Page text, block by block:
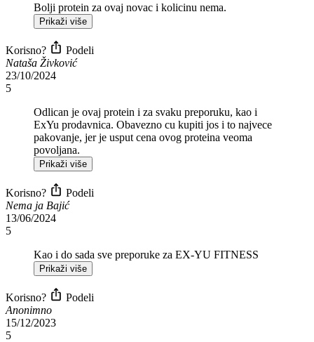
Bolji protein za ovaj novac i kolicinu nema.
Prikaži više
Korisno?
Podeli
Nataša Živković
23/10/2024
5
Odlican je ovaj protein i za svaku preporuku, kao i
ExYu prodavnica. Obavezno cu kupiti jos i to najvece
pakovanje, jer je usput cena ovog proteina veoma
povoljana.
Prikaži više
Korisno?
Podeli
Nema ja Bajić
13/06/2024
5
Kao i do sada sve preporuke za EX-YU FITNESS
Prikaži više
Korisno?
Podeli
Anonimno
15/12/2023
5